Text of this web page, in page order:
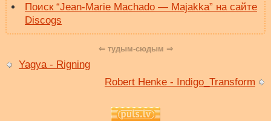
Поиск “Jean-Marie Machado — Majakka” на сайте
Discogs
⇐ тудым-сюдым ⇒
Yagya - Rigning
Robert Henke - Indigo_Transform